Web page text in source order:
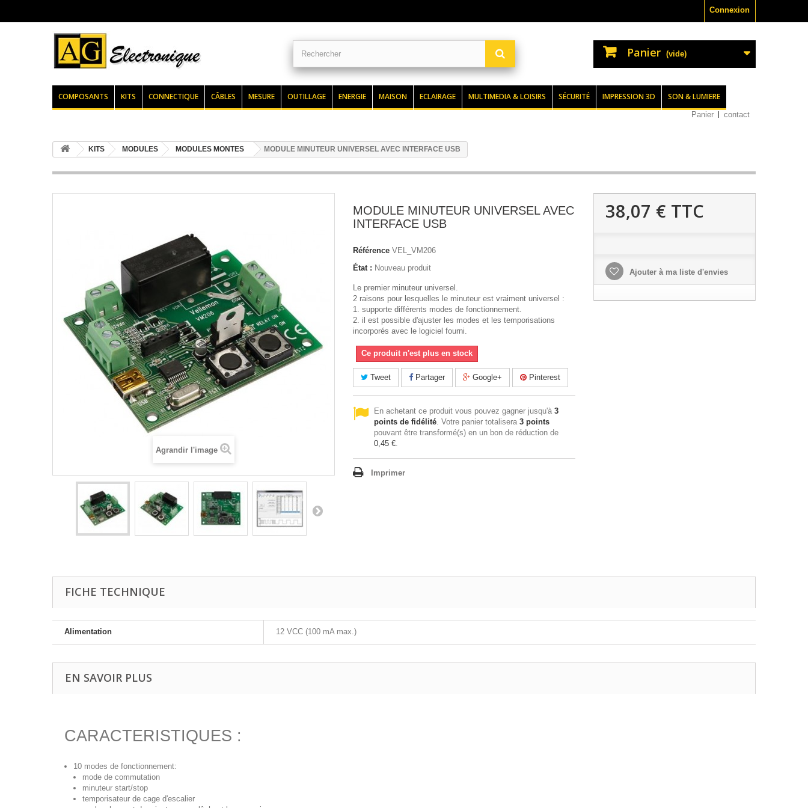
Connexion
Panier (vide)
COMPOSANTS KITS CONNECTIQUE CÂBLES MESURE OUTILLAGE ENERGIE MAISON ECLAIRAGE MULTIMEDIA & LOISIRS SÉCURITÉ IMPRESSION 3D SON & LUMIERE
Panier contact
KITS MODULES MODULES MONTES MODULE MINUTEUR UNIVERSEL AVEC INTERFACE USB
Agrandir l'image
MODULE MINUTEUR UNIVERSEL AVEC
INTERFACE USB
Référence VEL_VM206
État : Nouveau produit
Le premier minuteur universel.
2 raisons pour lesquelles le minuteur est vraiment universel :
1. supporte différents modes de fonctionnement.
2. il est possible d'ajuster les modes et les temporisations
incorporés avec le logiciel fourni.
Ce produit n'est plus en stock
Tweet Partager Google+ Pinterest
En achetant ce produit vous pouvez gagner jusqu'à 3
points de fidélité. Votre panier totalisera 3 points
pouvant être transformé(s) en un bon de réduction de
0,45 €.
Imprimer
38,07 € TTC
Ajouter à ma liste d'envies
FICHE TECHNIQUE
Alimentation 12 VCC (100 mA max.)
EN SAVOIR PLUS
CARACTERISTIQUES :
10 modes de fonctionnement:
mode de commutation
minuteur start/stop
temporisateur de cage d'escalier